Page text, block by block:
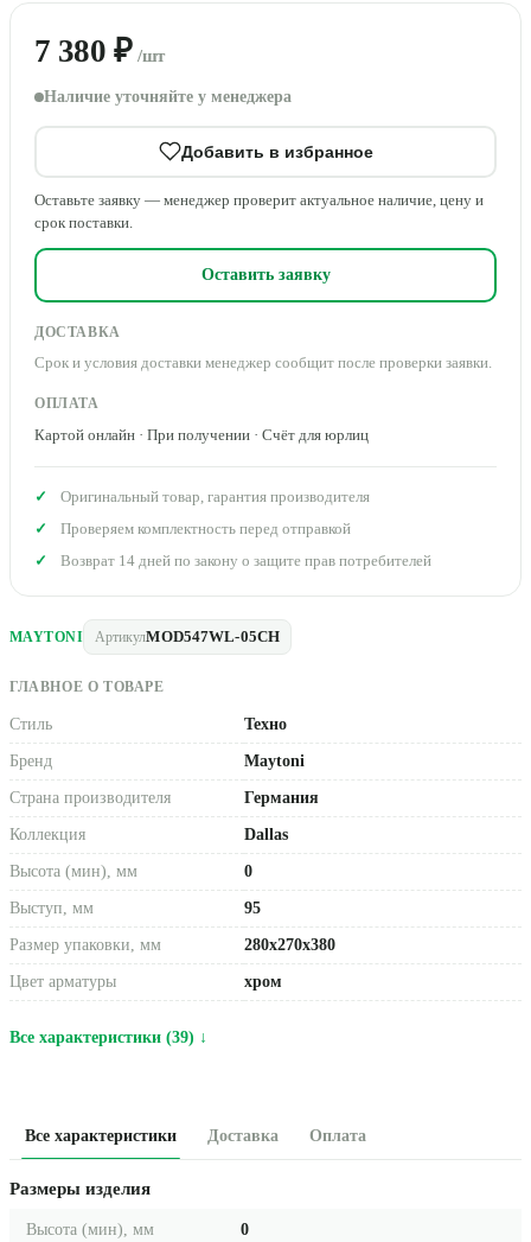
MAYTONI АртикулMOD547WL-05CH
ГЛАВНОЕ О ТОВАРЕ
Стиль Техно
Бренд Maytoni
Страна производителя Германия
Коллекция Dallas
Высота (мин), мм 0
Выступ, мм 95
Размер упаковки, мм 280x270x380
Цвет арматуры хром
Все характеристики (39) ↓
7 380 ₽ /шт
Наличие уточняйте у менеджера
Добавить в избранное
Оставьте заявку — менеджер проверит актуальное наличие, цену и
срок поставки.
Оставить заявку
ДОСТАВКА
Срок и условия доставки менеджер сообщит после проверки заявки.
ОПЛАТА
Картой онлайн · При получении · Счёт для юрлиц
Оригинальный товар, гарантия производителя
Проверяем комплектность перед отправкой
Возврат 14 дней по закону о защите прав потребителей
Все характеристики Доставка Оплата
Размеры изделия
Высота (мин), мм 0